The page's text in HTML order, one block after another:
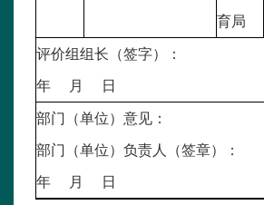
育局
评价组组长（签字）：
年 月 日
部门（单位）意见：
部门（单位）负责人（签章）：
年 月 日